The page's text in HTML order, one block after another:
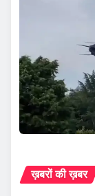
ख़बरों की ख़बर